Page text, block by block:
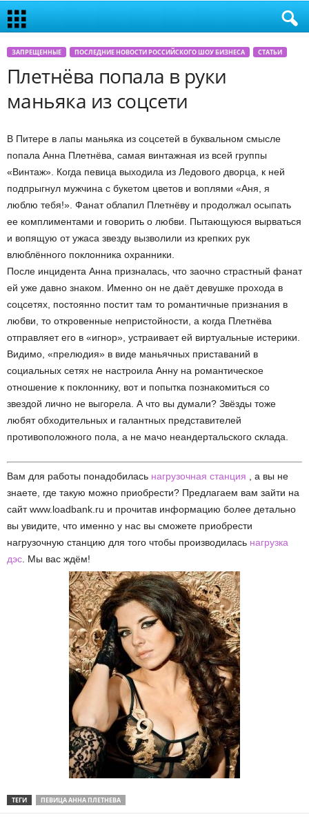
ЗАПРЕЩЕННЫЕ ПОСЛЕДНИЕ НОВОСТИ РОССИЙСКОГО ШОУ БИЗНЕСА СТАТЬИ
Плетнёва попала в руки
маньяка из соцсети
В Питере в лапы маньяка из соцсетей в буквальном смысле
попала Анна Плетнёва, самая винтажная из всей группы
«Винтаж». Когда певица выходила из Ледового дворца, к ней
подпрыгнул мужчина с букетом цветов и воплями «Аня, я
люблю тебя!». Фанат облапил Плетнёву и продолжал осыпать
ее комплиментами и говорить о любви. Пытающуюся вырваться
и вопящую от ужаса звезду вызволили из крепких рук
влюблённого поклонника охранники.
После инцидента Анна призналась, что заочно страстный фанат
ей уже давно знаком. Именно он не даёт девушке прохода в
соцсетях, постоянно постит там то романтичные признания в
любви, то откровенные непристойности, а когда Плетнёва
отправляет его в «игнор», устраивает ей виртуальные истерики.
Видимо, «прелюдия» в виде маньячных приставаний в
социальных сетях не настроила Анну на романтическое
отношение к поклоннику, вот и попытка познакомиться со
звездой лично не выгорела. А что вы думали? Звёзды тоже
любят обходительных и галантных представителей
противоположного пола, а не мачо неандертальского склада.
Вам для работы понадобилась нагрузочная станция , а вы не
знаете, где такую можно приобрести? Предлагаем вам зайти на
сайт www.loadbank.ru и прочитав информацию более детально
вы увидите, что именно у нас вы сможете приобрести
нагрузочную станцию для того чтобы производилась нагрузка
дэс . Мы вас ждём!
ТЕГИ ПЕВИЦА АННА ПЛЕТНЕВА